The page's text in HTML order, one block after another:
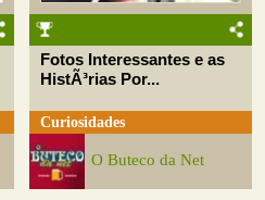
Fotos Interessantes e as
HistÃ³rias Por...
Curiosidades
O Buteco da Net